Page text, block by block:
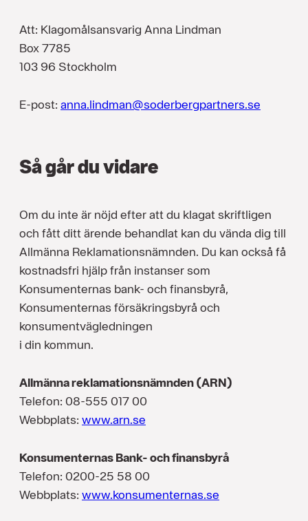
Att: Klagomålsansvarig Anna Lindman
Box 7785
103 96 Stockholm
E-post: anna.lindman@soderbergpartners.se
Så går du vidare
Om du inte är nöjd efter att du klagat skriftligen
och fått ditt ärende behandlat kan du vända dig till
Allmänna Reklamationsnämnden. Du kan också få
kostnadsfri hjälp från instanser som
Konsumenternas bank- och finansbyrå,
Konsumenternas försäkringsbyrå och
konsumentvägledningen
i din kommun.
Allmänna reklamationsnämnden (ARN)
Telefon: 08-555 017 00
Webbplats: www.arn.se
Konsumenternas Bank- och finansbyrå
Telefon: 0200-25 58 00
Webbplats: www.konsumenternas.se